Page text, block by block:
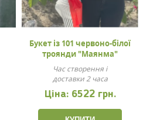
Букет із 101 червоно-білої
троянди "Маянма"
Час створення і
доставки 2 часа
Ціна: 6522 грн.